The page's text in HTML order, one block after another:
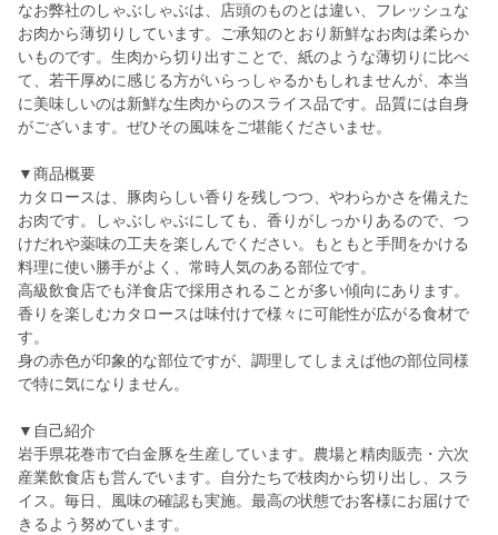
なお弊社のしゃぶしゃぶは、店頭のものとは違い、フレッシュな
お肉から薄切りしています。ご承知のとおり新鮮なお肉は柔らか
いものです。生肉から切り出すことで、紙のような薄切りに比べ
て、若干厚めに感じる方がいらっしゃるかもしれませんが、本当
に美味しいのは新鮮な生肉からのスライス品です。品質には自身
がございます。ぜひその風味をご堪能くださいませ。
▼商品概要
カタロースは、豚肉らしい香りを残しつつ、やわらかさを備えた
お肉です。しゃぶしゃぶにしても、香りがしっかりあるので、つ
けだれや薬味の工夫を楽しんでください。もともと手間をかける
料理に使い勝手がよく、常時人気のある部位です。
高級飲食店でも洋食店で採用されることが多い傾向にあります。
香りを楽しむカタロースは味付けで様々に可能性が広がる食材で
す。
身の赤色が印象的な部位ですが、調理してしまえば他の部位同様
で特に気になりません。
▼自己紹介
岩手県花巻市で白金豚を生産しています。農場と精肉販売・六次
産業飲食店も営んでいます。自分たちで枝肉から切り出し、スラ
イス。毎日、風味の確認も実施。最高の状態でお客様にお届けで
きるよう努めています。